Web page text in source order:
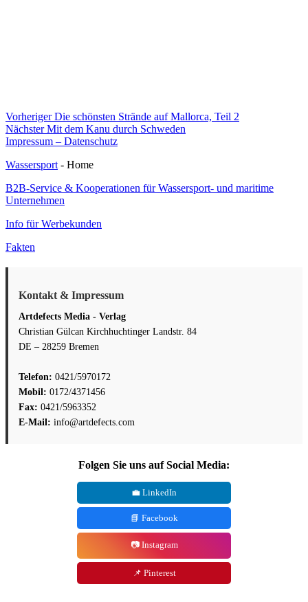
Beitragsnavigation
Vorheriger Vorheriger
Beitrag:
Die schönsten Strände auf Mallorca, Teil 2
Nächster Nächster
Beitrag:
Mit dem Kanu durch Schweden
Impressum – Datenschutz
Wassersport - Home
B2B-Service & Kooperationen für Wassersport- und maritime
Unternehmen
Info für Werbekunden
Fakten
Kontakt & Impressum
Artdefects Media - Verlag
Christian Gülcan Kirchhuchtinger Landstr. 84
DE – 28259 Bremen
Telefon: 0421/5970172
Mobil: 0172/4371456
Fax: 0421/5963352
E-Mail: info@artdefects.com
Folgen Sie uns auf Social Media:
💼 LinkedIn
📘 Facebook
📷 Instagram
📌 Pinterest